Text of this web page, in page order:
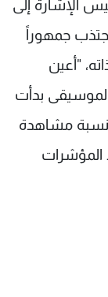
الإشارة إلى
جمهوراً
"أعين
بدأت
ونسبة مشاهدة
المؤشرات